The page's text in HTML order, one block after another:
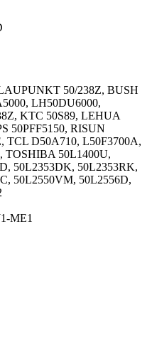
50/238Z, BUSH
LH50DU6000,
KTC 50S89, LEHUA
50PFF5150, RISUN
TCL D50A710, L50F3700A,
TOSHIBA 50L1400U,
50L2353DK, 50L2353RK,
50L2550VM, 50L2556D,
ME1